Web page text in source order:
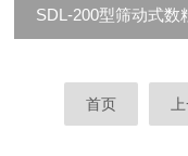
SDL-200型筛动式数
首页